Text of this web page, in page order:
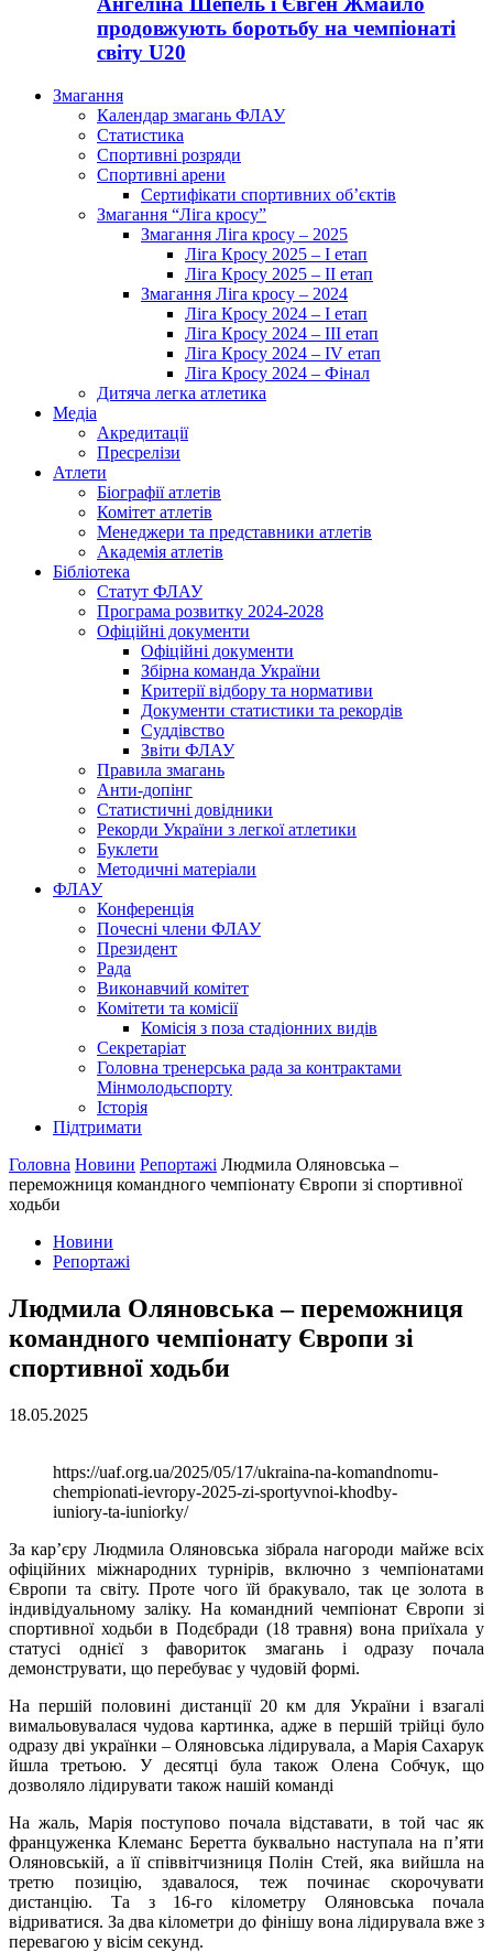
продовжують боротьбу на чемпіонаті
світу U20
Змагання
Календар змагань ФЛАУ
Статистика
Спортивні розряди
Спортивні арени
Сертифікати спортивних об’єктів
Змагання “Ліга кросу”
Змагання Ліга кросу – 2025
Ліга Кросу 2025 – I етап
Ліга Кросу 2025 – II етап
Змагання Ліга кросу – 2024
Ліга Кросу 2024 – I етап
Ліга Кросу 2024 – III етап
Ліга Кросу 2024 – IV етап
Ліга Кросу 2024 – Фінал
Дитяча легка атлетика
Медіа
Акредитації
Пресрелізи
Атлети
Біографії атлетів
Комітет атлетів
Менеджери та представники атлетів
Академія атлетів
Бібліотека
Статут ФЛАУ
Програма розвитку 2024-2028
Офіційні документи
Офіційні документи
Збірна команда України
Критерії відбору та нормативи
Документи статистики та рекордів
Суддівство
Звіти ФЛАУ
Правила змагань
Анти-допінг
Статистичні довідники
Рекорди України з легкої атлетики
Буклети
Методичні матеріали
ФЛАУ
Конференція
Почесні члени ФЛАУ
Президент
Рада
Виконавчий комітет
Комітети та комісії
Комісія з поза стадіонних видів
Секретаріат
Головна тренерська рада за контрактами
Мінмолодьспорту
Історія
Підтримати
Головна Новини Репортажі Людмила Оляновська –
переможниця командного чемпіонату Європи зі спортивної
ходьби
Новини
Репортажі
Людмила Оляновська – переможниця
командного чемпіонату Європи зі
спортивної ходьби
18.05.2025
https://uaf.org.ua/2025/05/17/ukraina-na-komandnomu-
chempionati-ievropy-2025-zi-sportyvnoi-khodby-
iuniory-ta-iuniorky/
За кар’єру Людмила Оляновська зібрала нагороди майже всіх
офіційних міжнародних турнірів, включно з чемпіонатами
Європи та світу. Проте чого їй бракувало, так це золота в
індивідуальному заліку. На командний чемпіонат Європи зі
спортивної ходьби в Подєбради (18 травня) вона приїхала у
статусі однієї з фавориток змагань і одразу почала
демонструвати, що перебуває у чудовій формі.
На першій половині дистанції 20 км для України і взагалі
вимальовувалася чудова картинка, адже в першій трійці було
одразу дві українки – Оляновська лідирувала, а Марія Сахарук
йшла третьою. У десятці була також Олена Собчук, що
дозволяло лідирувати також нашій команді
На жаль, Марія поступово почала відставати, в той час як
француженка Клеманс Беретта буквально наступала на п’яти
Оляновській, а її співвітчизниця Полін Стей, яка вийшла на
третю позицію, здавалося, теж починає скорочувати
дистанцію. Та з 16-го кілометру Оляновська почала
відриватися. За два кілометри до фінішу вона лідирувала вже з
перевагою у вісім секунд.